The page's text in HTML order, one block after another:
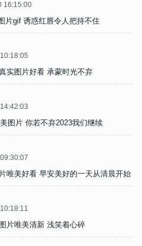
16:15:00
片gif 诱惑红唇令人把持不住
实图片好看 承蒙时光不弃
图片 你若不弃2023我们继续
唯美好看 早安美好的一天从清晨开始
片唯美清新 浅笑着心碎